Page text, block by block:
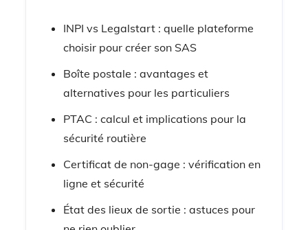
INPI vs Legalstart : quelle plateforme
choisir pour créer son SAS
Boîte postale : avantages et
alternatives pour les particuliers
PTAC : calcul et implications pour la
sécurité routière
Certificat de non-gage : vérification en
ligne et sécurité
État des lieux de sortie : astuces pour